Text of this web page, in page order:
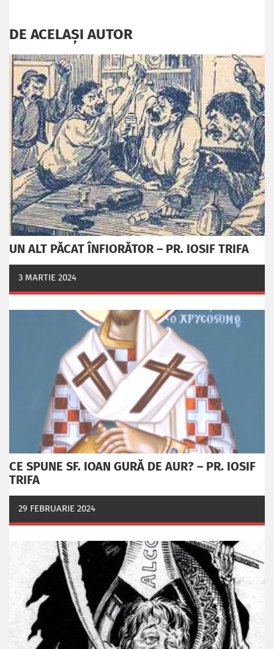
DE ACELAȘI AUTOR
UN ALT PĂCAT ÎNFIORĂTOR – PR. IOSIF TRIFA
3 MARTIE 2024
CE SPUNE SF. IOAN GURĂ DE AUR? – PR. IOSIF
TRIFA
29 FEBRUARIE 2024